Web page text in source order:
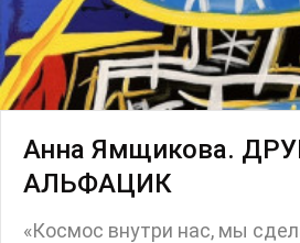
Анна Ямщикова.
АЛЬФАЦИК
«Космос внутри нас, мы